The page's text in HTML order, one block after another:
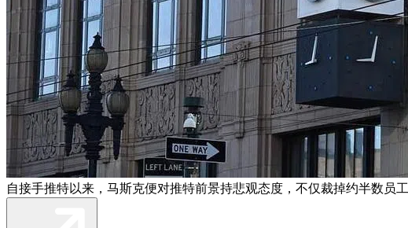
自接手推特以来，马斯克便对推特前景持悲观态度，不仅裁掉约半数员